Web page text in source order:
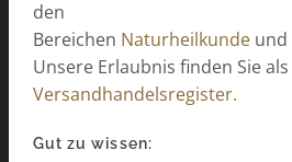
den
Bereichen Naturheilkunde und
Unsere Erlaubnis finden Sie als
Versandhandelsregister.
Gut zu wissen: